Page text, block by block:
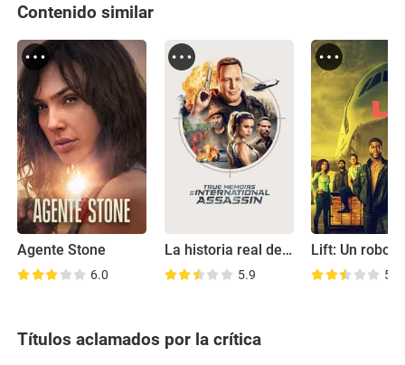
Contenido similar
Agente Stone
6.0
La historia real de un falso asesino
5.9 5.4
Títulos aclamados por la crítica